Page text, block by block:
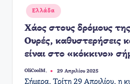
Αναρτήθηκε
σε
Ελλάδα
Χάος στους δρόμους
Ουρές, καθυστερήσεις
είναι στο «κόκκινο»
Συγγραφέας:
OliCoolM. 29 Απριλίου 2025
Σήμερα, Τρίτη 29 Απριλίου, η